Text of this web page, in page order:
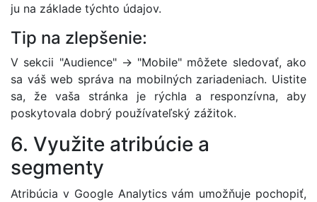
ju na základe týchto údajov.
Tip na zlepšenie:
V sekcii "Audience" -> "Mobile" môžete sledovať, ako
sa váš web správa na mobilných zariadeniach. Uistite
sa, že vaša stránka je rýchla a responzívna, aby
poskytovala dobrý používateľský zážitok.
6. Využite atribúcie a
segmenty
Atribúcia v Google Analytics vám umožňuje pochopiť,